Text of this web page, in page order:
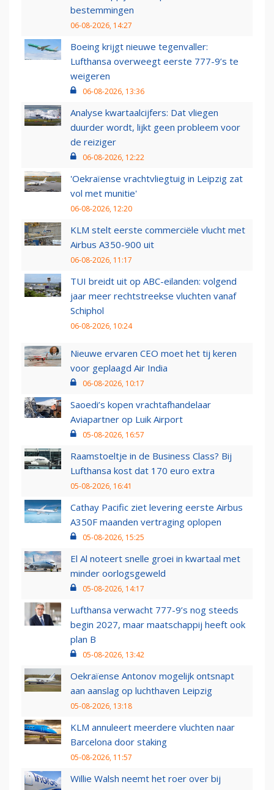
bestemmingen
06-08-2026, 14:27
Boeing krijgt nieuwe tegenvaller:
Lufthansa overweegt eerste 777-9’s te
weigeren
06-08-2026, 13:36
Analyse kwartaalcijfers: Dat vliegen
duurder wordt, lijkt geen probleem voor
de reiziger
06-08-2026, 12:22
'Oekraïense vrachtvliegtuig in Leipzig zat
vol met munitie'
06-08-2026, 12:20
KLM stelt eerste commerciële vlucht met
Airbus A350-900 uit
06-08-2026, 11:17
TUI breidt uit op ABC-eilanden: volgend
jaar meer rechtstreekse vluchten vanaf
Schiphol
06-08-2026, 10:24
Nieuwe ervaren CEO moet het tij keren
voor geplaagd Air India
06-08-2026, 10:17
Saoedi’s kopen vrachtafhandelaar
Aviapartner op Luik Airport
05-08-2026, 16:57
Raamstoeltje in de Business Class? Bij
Lufthansa kost dat 170 euro extra
05-08-2026, 16:41
Cathay Pacific ziet levering eerste Airbus
A350F maanden vertraging oplopen
05-08-2026, 15:25
El Al noteert snelle groei in kwartaal met
minder oorlogsgeweld
05-08-2026, 14:17
Lufthansa verwacht 777-9’s nog steeds
begin 2027, maar maatschappij heeft ook
plan B
05-08-2026, 13:42
Oekraïense Antonov mogelijk ontsnapt
aan aanslag op luchthaven Leipzig
05-08-2026, 13:18
KLM annuleert meerdere vluchten naar
Barcelona door staking
05-08-2026, 11:57
Willie Walsh neemt het roer over bij